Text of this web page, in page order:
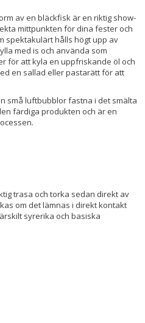
av en bläckfisk är en riktig show-
mittpunkten för dina fester och
spektakulärt hålls högt upp av
med is och använda som
för att kyla en uppfriskande öl och
en sallad eller pastarätt för att
små luftbubblor fastna i det smälta
färdiga produkten och är en
trasa och torka sedan direkt av
om det lämnas i direkt kontakt
syrerika och basiska